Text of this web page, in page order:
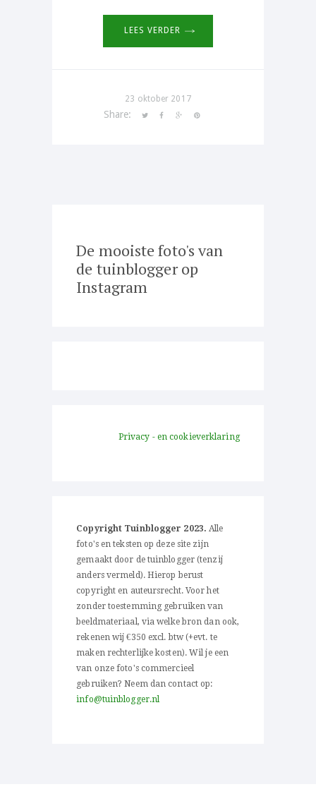
LEES VERDER
23 oktober 2017
Share:
De mooiste foto's van
de tuinblogger op
Instagram
Privacy - en cookieverklaring
Copyright Tuinblogger 2023. Alle
foto's en teksten op deze site zijn
gemaakt door de tuinblogger (tenzij
anders vermeld). Hierop berust
copyright en auteursrecht. Voor het
zonder toestemming gebruiken van
beeldmateriaal, via welke bron dan ook,
rekenen wij €350 excl. btw (+evt. te
maken rechterlijke kosten). Wil je een
van onze foto's commercieel
gebruiken? Neem dan contact op:
info@tuinblogger.nl